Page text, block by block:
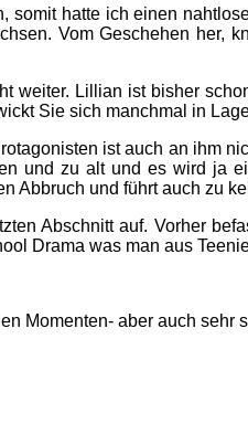
hatte ich einen
Vom Geschehen
weiter. Lillian ist bisher
Sie sich manchmal in
ist auch an ihm
und zu alt und es wird ja
Abbruch und führt auch zu
Abschnitt auf. Vorher
Drama was man aus
Momenten- aber auch